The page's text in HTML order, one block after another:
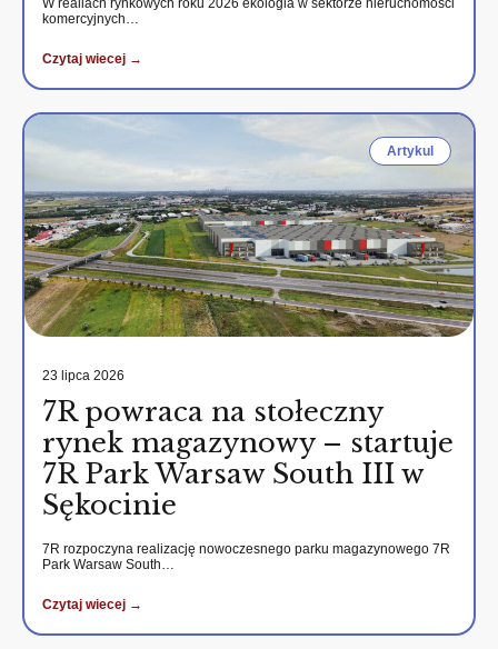
W realiach rynkowych roku 2026 ekologia w sektorze nieruchomości
komercyjnych…
Czytaj wiecej →
Artykul
23 lipca 2026
7R powraca na stołeczny
rynek magazynowy – startuje
7R Park Warsaw South III w
Sękocinie
7R rozpoczyna realizację nowoczesnego parku magazynowego 7R
Park Warsaw South…
Czytaj wiecej →